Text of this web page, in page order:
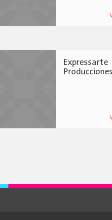
Expressarte
Producciones